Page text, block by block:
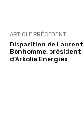
ARTICLE PRÉCÉDENT
Disparition de Laurent
Bonhomme, président
d’Arkolia Energies